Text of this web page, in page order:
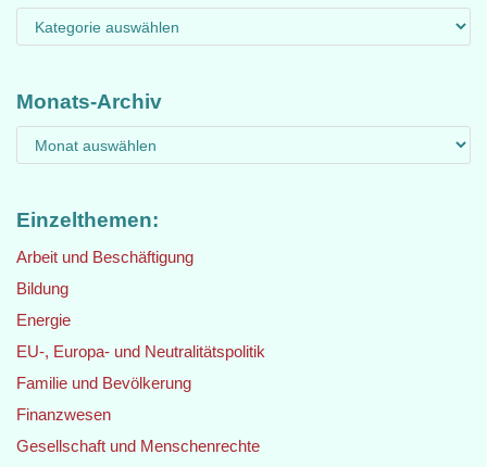
Monats-Archiv
Einzelthemen:
Arbeit und Beschäftigung
Bildung
Energie
EU-, Europa- und Neutralitätspolitik
Familie und Bevölkerung
Finanzwesen
Gesellschaft und Menschenrechte